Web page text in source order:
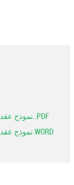
نموذج عقد التدريب لنادي الهواة موسم 2026_2027..PDF
نموذج عقد التدريب لنادي الهواة موسم 2026_2027.WORD